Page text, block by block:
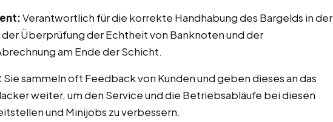
Verantwortlich für die korrekte Handhabung des Bargelds in der
der Überprüfung der Echtheit von Banknoten und der
am Ende der Schicht.
Sie sammeln oft Feedback von Kunden und geben dieses an das
weiter, um den Service und die Betriebsabläufe bei diesen
und Minijobs zu verbessern.